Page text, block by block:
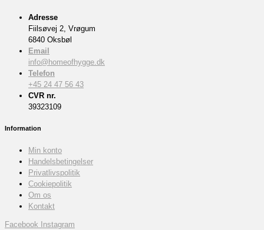
Adresse
Fiilsøvej 2, Vrøgum
6840 Oksbøl
Email
info@homeofhygge.dk
Telefon
+45 24 47 56 43
CVR nr.
39323109
Information
Min konto
Handelsbetingelser
Privatlivspolitik
Cookiepolitik
Om os
Kontakt
Facebook Instagram